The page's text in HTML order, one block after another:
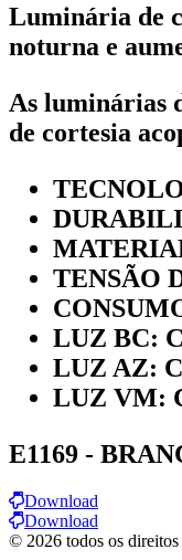
Luminária de
noturna e
As luminárias
de cortesia
TENSÃO
LUZ BC:
LUZ AZ:
LUZ VM:
E1169 -
Download
Download
© 2026 todos os